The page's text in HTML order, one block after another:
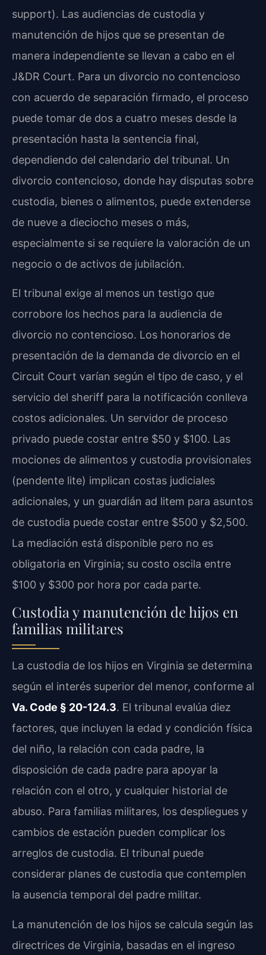
support). Las audiencias de custodia y
manutención de hijos que se presentan de
manera independiente se llevan a cabo en el
J&DR Court. Para un divorcio no contencioso
con acuerdo de separación firmado, el proceso
puede tomar de dos a cuatro meses desde la
presentación hasta la sentencia final,
dependiendo del calendario del tribunal. Un
divorcio contencioso, donde hay disputas sobre
custodia, bienes o alimentos, puede extenderse
de nueve a dieciocho meses o más,
especialmente si se requiere la valoración de un
negocio o de activos de jubilación.
El tribunal exige al menos un testigo que
corrobore los hechos para la audiencia de
divorcio no contencioso. Los honorarios de
presentación de la demanda de divorcio en el
Circuit Court varían según el tipo de caso, y el
servicio del sheriff para la notificación conlleva
costos adicionales. Un servidor de proceso
privado puede costar entre $50 y $100. Las
mociones de alimentos y custodia provisionales
(pendente lite) implican costas judiciales
adicionales, y un guardián ad litem para asuntos
de custodia puede costar entre $500 y $2,500.
La mediación está disponible pero no es
obligatoria en Virginia; su costo oscila entre
$100 y $300 por hora por cada parte.
Custodia y manutención de hijos en
familias militares
La custodia de los hijos en Virginia se determina
según el interés superior del menor, conforme al
Va. Code § 20-124.3. El tribunal evalúa diez
factores, que incluyen la edad y condición física
del niño, la relación con cada padre, la
disposición de cada padre para apoyar la
relación con el otro, y cualquier historial de
abuso. Para familias militares, los despliegues y
cambios de estación pueden complicar los
arreglos de custodia. El tribunal puede
considerar planes de custodia que contemplen
la ausencia temporal del padre militar.
La manutención de los hijos se calcula según las
directrices de Virginia, basadas en el ingreso